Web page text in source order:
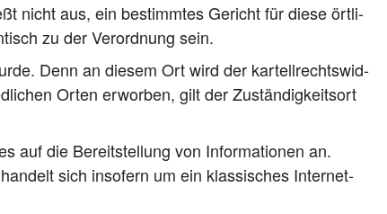
nicht aus, ein bestimm­tes Gericht für die­se ört­li­
zu der Ver­ord­nung sein.
Denn an die­sem Ort wird der kar­tell­rechts­wid­
Orten erwor­ben, gilt der Zustän­dig­keits­ort
auf die Bereit­stel­lung von Infor­ma­tio­nen an.
sich inso­fern um ein klas­si­sches Inter­net­